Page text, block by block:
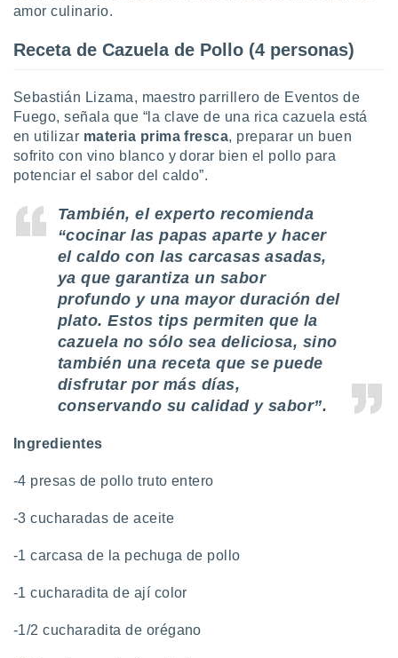
amor culinario.
Receta de Cazuela de Pollo (4 personas)
Sebastián Lizama, maestro parrillero de Eventos de
Fuego, señala que “la clave de una rica cazuela está
en utilizar materia prima fresca, preparar un buen
sofrito con vino blanco y dorar bien el pollo para
potenciar el sabor del caldo”.
También, el experto recomienda
“cocinar las papas aparte y hacer
el caldo con las carcasas asadas,
ya que garantiza un sabor
profundo y una mayor duración del
plato. Estos tips permiten que la
cazuela no sólo sea deliciosa, sino
también una receta que se puede
disfrutar por más días,
conservando su calidad y sabor”.
Ingredientes
-4 presas de pollo truto entero
-3 cucharadas de aceite
-1 carcasa de la pechuga de pollo
-1 cucharadita de ají color
-1/2 cucharadita de orégano